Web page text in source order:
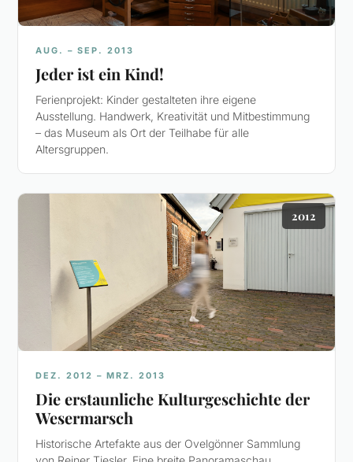
AUG. – SEP. 2013
Jeder ist ein Kind!
Ferienprojekt: Kinder gestalteten ihre eigene
Ausstellung. Handwerk, Kreativität und Mitbestimmung
– das Museum als Ort der Teilhabe für alle
Altersgruppen.
2012
DEZ. 2012 – MRZ. 2013
Die erstaunliche Kulturgeschichte der
Wesermarsch
Historische Artefakte aus der Ovelgönner Sammlung